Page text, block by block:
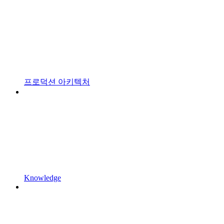
프로덕션 아키텍처
Knowledge